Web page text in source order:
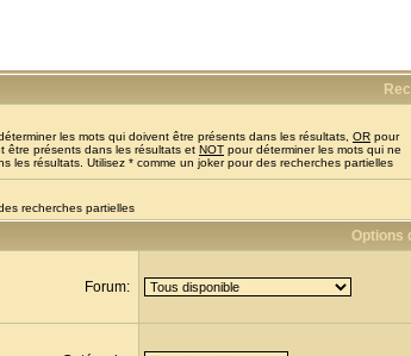
les mots qui doivent être présents dans les résultats, OR pour
être présents dans les résultats et NOT pour déterminer les mots qui ne
les résultats. Utilisez * comme un joker pour des recherches partielles
recherches partielles
Options
Forum: